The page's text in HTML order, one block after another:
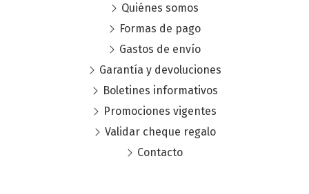
Quiénes somos
Formas de pago
Gastos de envío
Garantía y devoluciones
Boletines informativos
Promociones vigentes
Validar cheque regalo
Contacto